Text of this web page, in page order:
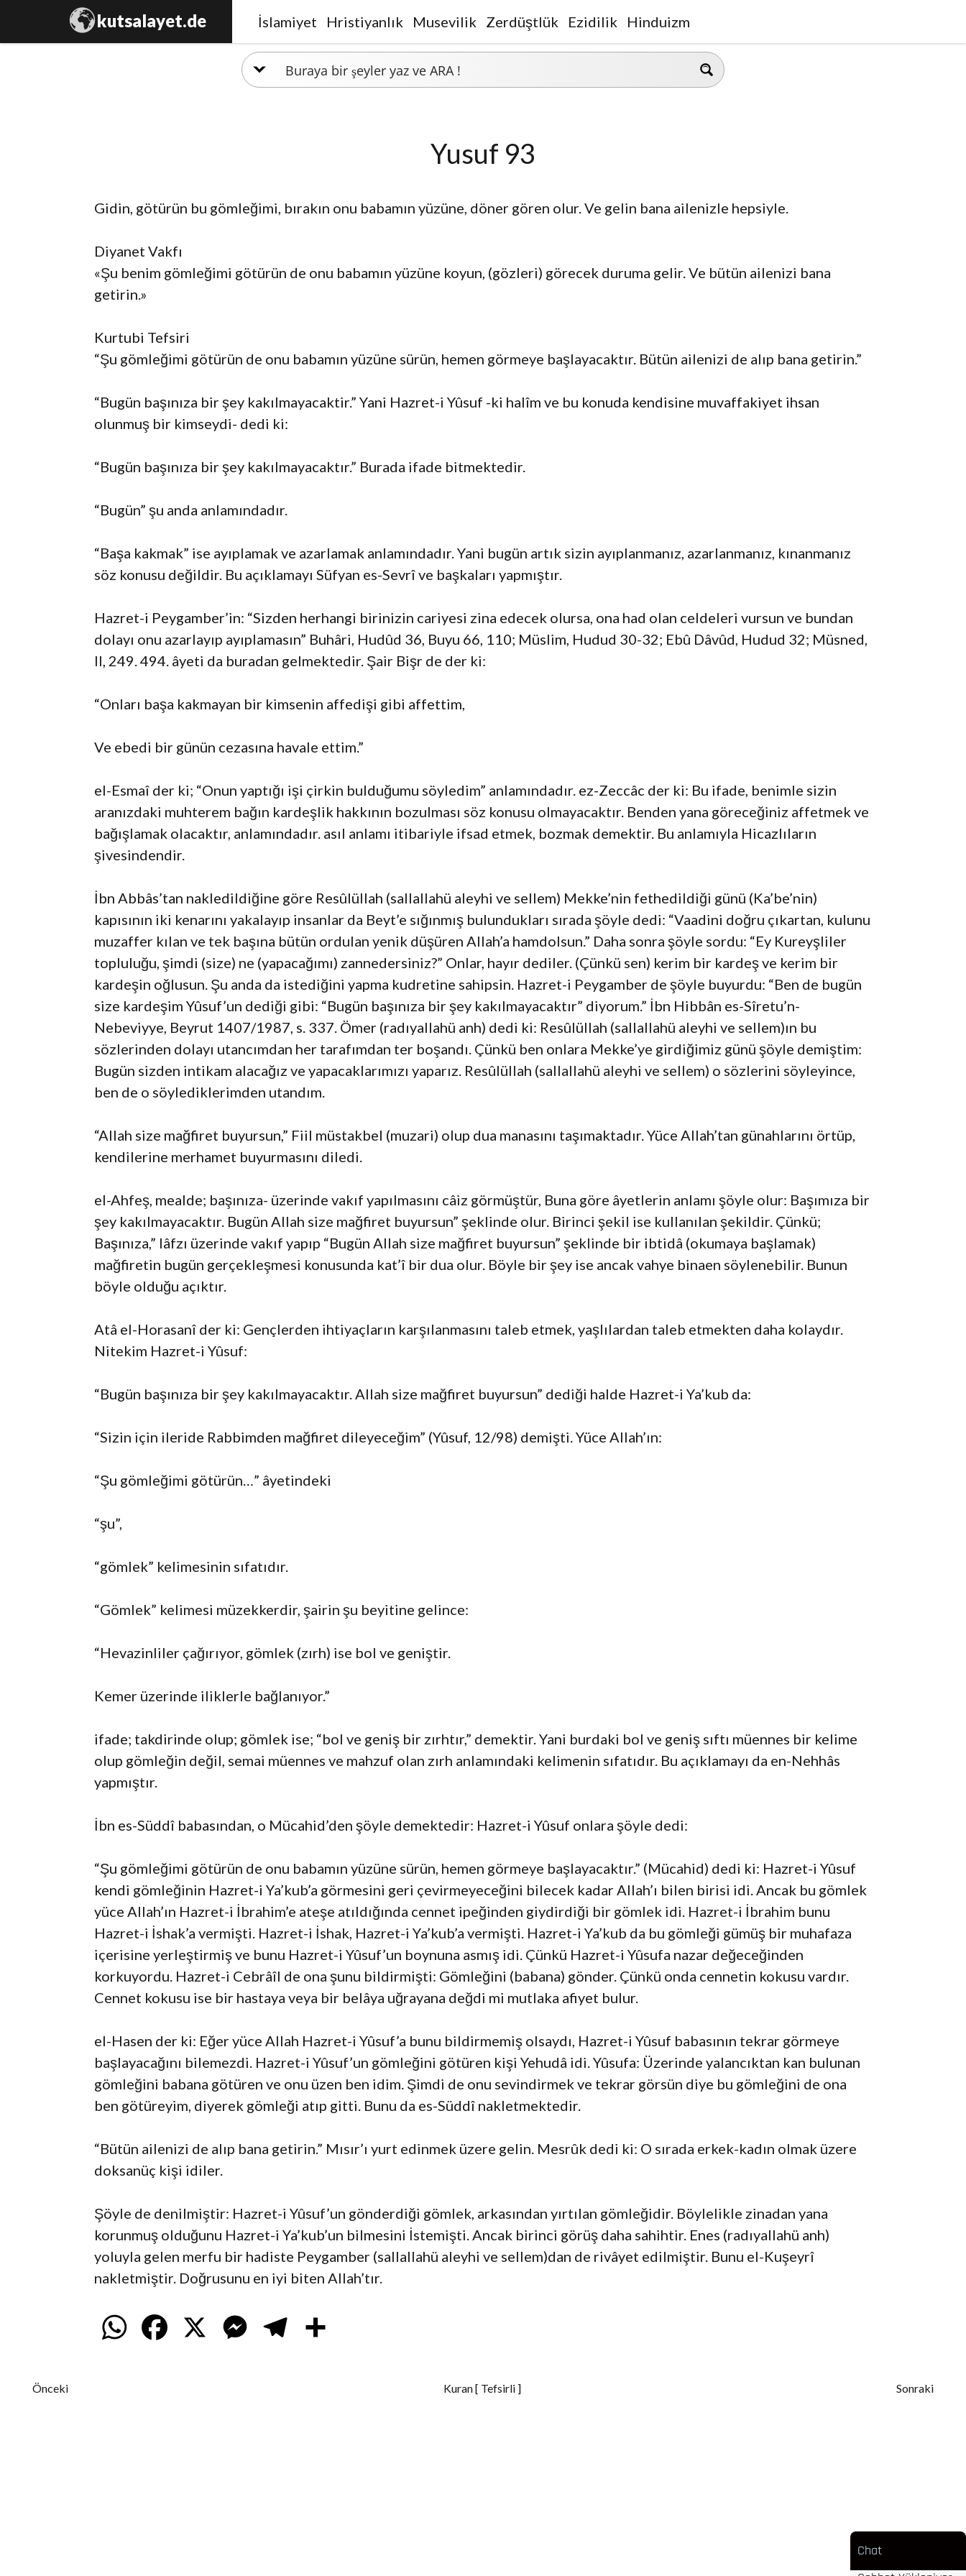
kutsalayet.de İslamiyet Hristiyanlık Musevilik Zerdüştlük Ezidilik Hinduizm
Yusuf 93
Gidin, götürün bu gömleğimi, bırakın onu babamın yüzüne, döner gören olur. Ve gelin bana ailenizle hepsiyle.
Diyanet Vakfı
«Şu benim gömleğimi götürün de onu babamın yüzüne koyun, (gözleri) görecek duruma gelir. Ve bütün ailenizi bana
getirin.»
Kurtubi Tefsiri
“Şu gömleğimi götürün de onu babamın yüzüne sürün, hemen görmeye başlayacaktır. Bütün ailenizi de alıp bana getirin.”
“Bugün başınıza bir şey kakılmayacaktir.” Yani Hazret-i Yûsuf -ki halîm ve bu konuda kendisine muvaffakiyet ihsan
olunmuş bir kimseydi- dedi ki:
“Bugün başınıza bir şey kakılmayacaktır.” Burada ifade bitmektedir.
“Bugün” şu anda anlamındadır.
“Başa kakmak” ise ayıplamak ve azarlamak anlamındadır. Yani bugün artık sizin ayıplanmanız, azarlanmanız, kınanmanız
söz konusu değildir. Bu açıklamayı Süfyan es-Sevrî ve başkaları yapmıştır.
Hazret-i Peygamber’in: “Sizden herhangi birinizin cariyesi zina edecek olursa, ona had olan celdeleri vursun ve bundan
dolayı onu azarlayıp ayıplamasın” Buhâri, Hudûd 36, Buyu 66, 110; Müslim, Hudud 30-32; Ebû Dâvûd, Hudud 32; Müsned,
II, 249. 494. âyeti da buradan gelmektedir. Şair Bişr de der ki:
“Onları başa kakmayan bir kimsenin affedişi gibi affettim,
Ve ebedi bir günün cezasına havale ettim.”
el-Esmaî der ki; “Onun yaptığı işi çirkin bulduğumu söyledim” anlamındadır. ez-Zeccâc der ki: Bu ifade, benimle sizin
aranızdaki muhterem bağın kardeşlik hakkının bozulması söz konusu olmayacaktır. Benden yana göreceğiniz affetmek ve
bağışlamak olacaktır, anlamındadır. asıl anlamı itibariyle ifsad etmek, bozmak demektir. Bu anlamıyla Hicazlıların
şivesindendir.
İbn Abbâs’tan nakledildiğine göre Resûlüllah (sallallahü aleyhi ve sellem) Mekke’nin fethedildiği günü (Ka’be’nin)
kapısının iki kenarını yakalayıp insanlar da Beyt’e sığınmış bulundukları sırada şöyle dedi: “Vaadini doğru çıkartan, kulunu
muzaffer kılan ve tek başına bütün ordulan yenik düşüren Allah’a hamdolsun.” Daha sonra şöyle sordu: “Ey Kureyşliler
topluluğu, şimdi (size) ne (yapacağımı) zannedersiniz?” Onlar, hayır dediler. (Çünkü sen) kerim bir kardeş ve kerim bir
kardeşin oğlusun. Şu anda da istediğini yapma kudretine sahipsin. Hazret-i Peygamber de şöyle buyurdu: “Ben de bugün
size kardeşim Yûsuf’un dediği gibi: “Bugün başınıza bir şey kakılmayacaktır” diyorum.” İbn Hibbân es-Sîretu’n-
Nebeviyye, Beyrut 1407/1987, s. 337. Ömer (radıyallahü anh) dedi ki: Resûlüllah (sallallahü aleyhi ve sellem)ın bu
sözlerinden dolayı utancımdan her tarafımdan ter boşandı. Çünkü ben onlara Mekke’ye girdiğimiz günü şöyle demiştim:
Bugün sizden intikam alacağız ve yapacaklarımızı yaparız. Resûlüllah (sallallahü aleyhi ve sellem) o sözlerini söyleyince,
ben de o söylediklerimden utandım.
“Allah size mağfiret buyursun,” Fiil müstakbel (muzari) olup dua manasını taşımaktadır. Yüce Allah’tan günahlarını örtüp,
kendilerine merhamet buyurmasını diledi.
el-Ahfeş, mealde; başınıza- üzerinde vakıf yapılmasını câiz görmüştür, Buna göre âyetlerin anlamı şöyle olur: Başımıza bir
şey kakılmayacaktır. Bugün Allah size mağfiret buyursun” şeklinde olur. Birinci şekil ise kullanılan şekildir. Çünkü;
Başınıza,” lâfzı üzerinde vakıf yapıp “Bugün Allah size mağfiret buyursun” şeklinde bir ibtidâ (okumaya başlamak)
mağfiretin bugün gerçekleşmesi konusunda kat’î bir dua olur. Böyle bir şey ise ancak vahye binaen söylenebilir. Bunun
böyle olduğu açıktır.
Atâ el-Horasanî der ki: Gençlerden ihtiyaçların karşılanmasını taleb etmek, yaşlılardan taleb etmekten daha kolaydır.
Nitekim Hazret-i Yûsuf:
“Bugün başınıza bir şey kakılmayacaktır. Allah size mağfiret buyursun” dediği halde Hazret-i Ya’kub da:
“Sizin için ileride Rabbimden mağfiret dileyeceğim” (Yûsuf, 12/98) demişti. Yüce Allah’ın:
“Şu gömleğimi götürün…” âyetindeki
“şu”,
“gömlek” kelimesinin sıfatıdır.
“Gömlek” kelimesi müzekkerdir, şairin şu beyitine gelince:
“Hevazinliler çağırıyor, gömlek (zırh) ise bol ve geniştir.
Kemer üzerinde iliklerle bağlanıyor.”
ifade; takdirinde olup; gömlek ise; “bol ve geniş bir zırhtır,” demektir. Yani burdaki bol ve geniş sıftı müennes bir kelime
olup gömleğin değil, semai müennes ve mahzuf olan zırh anlamındaki kelimenin sıfatıdır. Bu açıklamayı da en-Nehhâs
yapmıştır.
İbn es-Süddî babasından, o Mücahid’den şöyle demektedir: Hazret-i Yûsuf onlara şöyle dedi:
“Şu gömleğimi götürün de onu babamın yüzüne sürün, hemen görmeye başlayacaktır.” (Mücahid) dedi ki: Hazret-i Yûsuf
kendi gömleğinin Hazret-i Ya’kub’a görmesini geri çevirmeyeceğini bilecek kadar Allah’ı bilen birisi idi. Ancak bu gömlek
yüce Allah’ın Hazret-i İbrahim’e ateşe atıldığında cennet ipeğinden giydirdiği bir gömlek idi. Hazret-i İbrahim bunu
Hazret-i İshak’a vermişti. Hazret-i İshak, Hazret-i Ya’kub’a vermişti. Hazret-i Ya’kub da bu gömleği gümüş bir muhafaza
içerisine yerleştirmiş ve bunu Hazret-i Yûsuf’un boynuna asmış idi. Çünkü Hazret-i Yûsufa nazar değeceğinden
korkuyordu. Hazret-i Cebrâîl de ona şunu bildirmişti: Gömleğini (babana) gönder. Çünkü onda cennetin kokusu vardır.
Cennet kokusu ise bir hastaya veya bir belâya uğrayana değdi mi mutlaka afiyet bulur.
el-Hasen der ki: Eğer yüce Allah Hazret-i Yûsuf’a bunu bildirmemiş olsaydı, Hazret-i Yûsuf babasının tekrar görmeye
başlayacağını bilemezdi. Hazret-i Yûsuf’un gömleğini götüren kişi Yehudâ idi. Yûsufa: Üzerinde yalancıktan kan bulunan
gömleğini babana götüren ve onu üzen ben idim. Şimdi de onu sevindirmek ve tekrar görsün diye bu gömleğini de ona
ben götüreyim, diyerek gömleği atıp gitti. Bunu da es-Süddî nakletmektedir.
“Bütün ailenizi de alıp bana getirin.” Mısır’ı yurt edinmek üzere gelin. Mesrûk dedi ki: O sırada erkek-kadın olmak üzere
doksanüç kişi idiler.
Şöyle de denilmiştir: Hazret-i Yûsuf’un gönderdiği gömlek, arkasından yırtılan gömleğidir. Böylelikle zinadan yana
korunmuş olduğunu Hazret-i Ya’kub’un bilmesini İstemişti. Ancak birinci görüş daha sahihtir. Enes (radıyallahü anh)
yoluyla gelen merfu bir hadiste Peygamber (sallallahü aleyhi ve sellem)dan de rivâyet edilmiştir. Bunu el-Kuşeyrî
nakletmiştir. Doğrusunu en iyi biten Allah’tır.
W M
Önceki Sonraki
Kuran [ Tefsirli ]
Chat